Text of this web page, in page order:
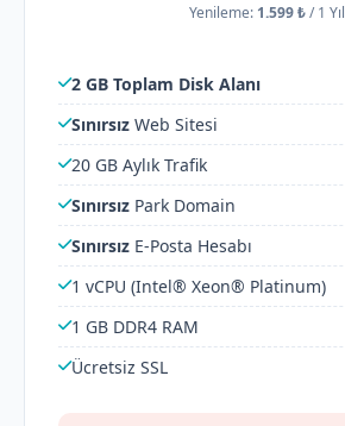
Yenileme: 1.599 ₺/1 Yıl
2 GB Toplam Disk Alanı
Sınırsız Web Sitesi
20 GB Aylık Trafik
Sınırsız Park Domain
Sınırsız E-Posta Hesabı
1 vCPU (Intel® Xeon® Platinum)
1 GB DDR4 RAM
Ücretsiz SSL